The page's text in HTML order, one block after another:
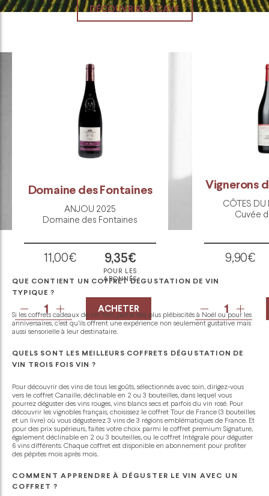
.
DÉCOUVRIR LA CAVE
Domaine des Fontaines
ANJOU 2025
Domaine des Fontaines
11,00€ 9,35€
POUR LES
ABONNÉS
quantité
de
Domaine
Fontaines
ANJOU
Le
Murier
ACHETER
Vignerons
CÔTES DU
Cuvée
9,90€
quantité
de
Vignerons
CÔTES
2024
Cuvée
des
Galets
QUE CONTIENT UN COFFRET DÉGUSTATION DE VIN
TYPIQUE ?
Si les coffrets cadeaux de vin font partie des plus plébiscités à Noël ou pour les
anniversaires, c’est qu’ils offrent une expérience non seulement gustative mais
aussi sensorielle à leur destinataire.
QUELS SONT LES MEILLEURS COFFRETS DÉGUSTATION DE
VIN TROIS FOIS VIN ?
Pour découvrir des vins de tous les goûts, sélectionnés avec soin, dirigez-vous
vers le coffret Canaille, déclinable en 2 ou 3 bouteilles, dans lequel vous
pourrez déguster des vins rouges, vins blancs secs et parfois du vin rosé. Pour
découvrir les vignobles français, choisissez le coffret Tour de France (3 bouteilles
et un livre) où vous dégusterez 3 vins de 3 régions emblématiques de France. Et
pour des prix supérieurs, faites votre choix parmi le coffret premium Signature,
également déclinable en 2 ou 3 bouteilles, ou le coffret Intégrale pour déguster
6 vins différents. Chaque coffret est disponible en abonnement pour profiter
des pépites mois après mois.
COMMENT APPRENDRE À DÉGUSTER LE VIN AVEC UN
COFFRET ?